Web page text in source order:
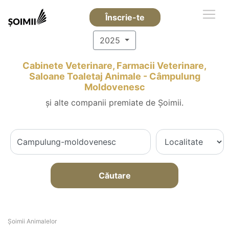
Înscrie-te
2025
Cabinete Veterinare, Farmacii Veterinare,
Saloane Toaletaj Animale - Câmpulung
Moldovenesc
și alte companii premiate de Șoimii.
Căutare
Şoimii Animalelor